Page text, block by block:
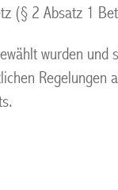
(§ 2 Absatz 1
wurden